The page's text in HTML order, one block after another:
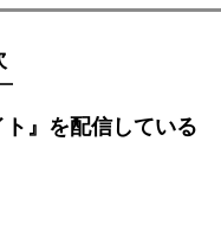
ト』を配信している